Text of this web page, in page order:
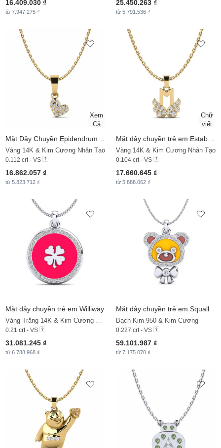
16.409.030 ₫
từ 7.947.275 ₫
25.450.263 ₫
từ 5.791.536 ₫
Mặt Dây Chuyền Epidendrum Daughter
Vàng 14K & Kim Cương Nhân Tạo
0.112 crt - VS
16.862.057 ₫
từ 5.823.712 ₫
Vàng 14K & Kim Cương Nhân Tạo
0.104 crt - VS
17.660.645 ₫
từ 5.888.062 ₫
Mặt dây chuyền trẻ em Williway
Vàng Trắng 14K & Kim Cương Nhân Tạo
0.21 crt - VS
31.081.245 ₫
từ 6.788.968 ₫
Mặt dây chuyền trẻ em Squall
Bạch Kim 950 & Kim Cương
0.227 crt - VS
59.101.987 ₫
từ 7.175.070 ₫